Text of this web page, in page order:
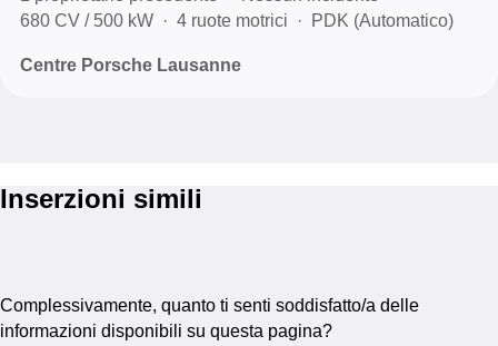
680 CV / 500 kW
4 ruote motrici PDK (Automatico)
Centre Porsche Lausanne
Inserzioni simili
Complessivamente, quanto ti senti soddisfatto/a delle
informazioni disponibili su questa pagina?